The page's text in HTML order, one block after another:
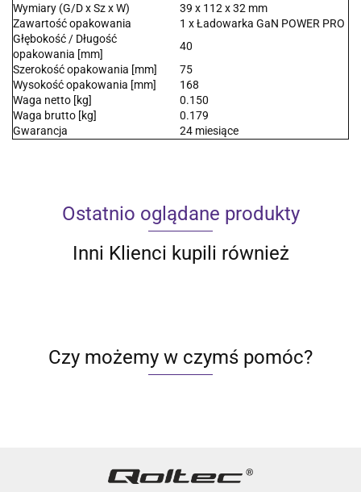
Wymiary (G/D x Sz x W)
39 x 112 x 32 mm
Zawartość opakowania
1 x Ładowarka GaN POWER PRO
Głębokość / Długość
opakowania [mm]
40
Szerokość opakowania [mm]
75
Wysokość opakowania [mm]
168
Waga netto [kg]
0.150
Waga brutto [kg]
0.179
Gwarancja
24 miesiące
Ostatnio oglądane produkty
Inni Klienci kupili również
Czy możemy w czymś pomóc?